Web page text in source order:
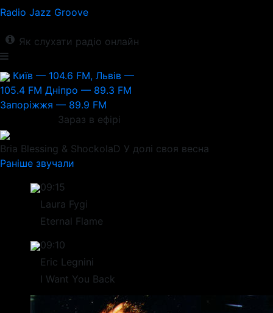
Radio Jazz Groove
Як слухати радіо онлайн
Київ — 104.6 FM, Львів —
105.4 FM Дніпро — 89.3 FM
Запоріжжя — 89.9 FM
Зараз в ефірі
Bria Blessing & ShockolaD У долі своя весна
Раніше звучали
09:15
Laura Fygi
Eternal Flame
09:10
Eric Legnini
I Want You Back